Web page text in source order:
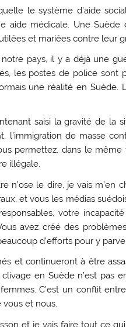
le système d’aide
aide médicale. Une
et mariées contre leur
pays, il y a déjà une
les postes de police
une réalité en Suède.
saisi la gravité de la
l’immigration de masse
permettez, dans le
illégale.
n’ose le dire, je vais m’en
et vous les médias
votre
avez créé des
d’efforts pour y
et continueront à être
en Suède n’est pas
C’est un conflit
vous et nous.
et je vais faire tout ce